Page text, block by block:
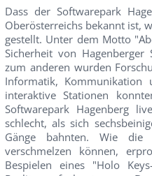
Dass der Softwarepark
Oberösterreichs bekannt ist,
gestellt. Unter dem Motto
Sicherheit von
zum anderen wurden
Informatik, Kommunikation
interaktive Stationen
Softwarepark Hagenberg
schlecht, als sich
Gänge bahnten. Wie
verschmelzen können,
Bespielen eines "Holo